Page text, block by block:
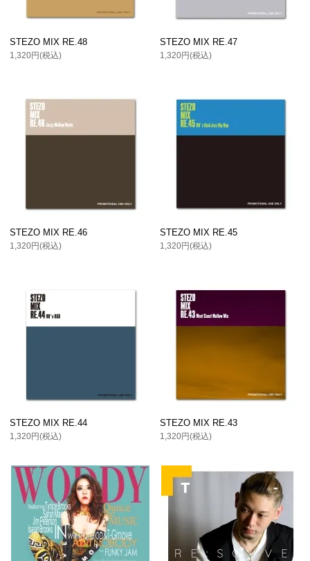
STEZO MIX RE.48
1,320円(税込)
STEZO MIX RE.47
1,320円(税込)
STEZO MIX RE.46
1,320円(税込)
STEZO MIX RE.45
1,320円(税込)
STEZO MIX RE.44
1,320円(税込)
STEZO MIX RE.43
1,320円(税込)